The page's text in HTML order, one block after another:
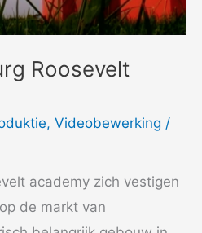
Roosevelt
, Videobewerking /
academy zich vestigen
de markt van